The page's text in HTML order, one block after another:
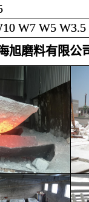
W7 W5
旭磨料有限公